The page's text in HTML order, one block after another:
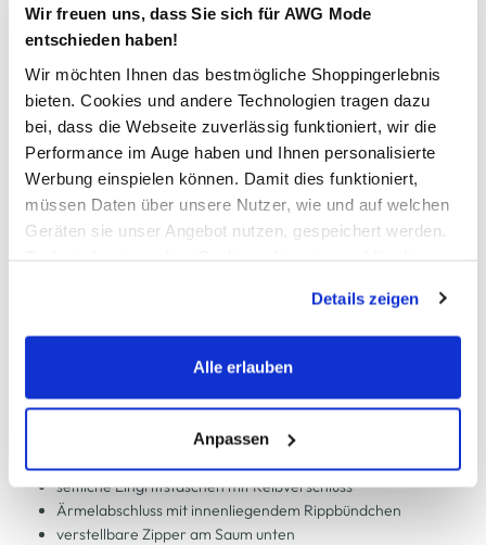
Wir freuen uns, dass Sie sich für AWG Mode
entschieden haben!
Wir möchten Ihnen das bestmögliche Shoppingerlebnis
bieten. Cookies und andere Technologien tragen dazu
bei, dass die Webseite zuverlässig funktioniert, wir die
Performance im Auge haben und Ihnen personalisierte
Werbung einspielen können. Damit dies funktioniert,
müssen Daten über unsere Nutzer, wie und auf welchen
Geräten sie unser Angebot nutzen, gespeichert werden.
werden, werden bei der Nutzung der Webseite auf jeden
Fall gesetzt. Cookies von Drittanbietern für Analyse- oder
Trackingzwecke werden nur dann aktiviert, wenn Sie das
erlauben" bzw. "Alle erlauben" klicken. Mehr dazu
(einschließlich der Möglichkeit, die Einwilligungserklärung
zu ändern oder zu widerrufen) erfahren Sie in unserem
Cookie-Hinweisbzw. derDatenschutzerklärung.
Details zeigen
Alle erlauben
Anpassen
Kostenfreie Rücksendung innerhalb 14 Tage
Kostenlose Filiallieferung in Ihre Wunschfiliale
Zur Wunschliste hinzufügen
warm wattierte Jacke von Southern Territory
geschlossen mit durchgehendem Reißverschluss und
seitliche Eingriffstaschen mit Reißverschluss
Ärmelabschluss mit innenliegendem Rippbündchen
verstellbare Zipper am Saum unten